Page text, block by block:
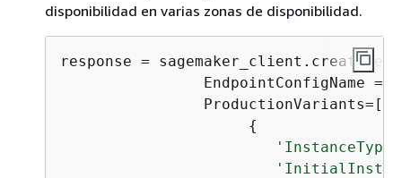
disponibilidad en varias zonas de disponibilidad.
response =
                EndpointConfigName =
                ProductionVariants=[
{
'InstanceType'